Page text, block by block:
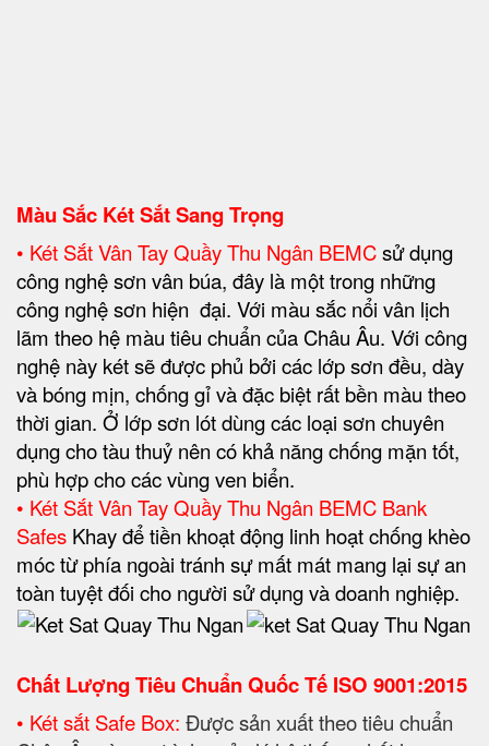
Màu Sắc Két Sắt Sang Trọng
• Két Sắt Vân Tay Quầy Thu Ngân BEMCsử dụng
công nghệ sơn vân búa, đây là một trong những
công nghệ sơn hiện đại. Với màu sắc nổi vân lịch
lãm theo hệ màu tiêu chuẩn của Châu Âu. Với công
nghệ này két sẽ được phủ bởi các lớp sơn đều, dày
và bóng mịn, chống gỉ và đặc biệt rất bền màu theo
thời gian. Ở lớp sơn lót dùng các loại sơn chuyên
dụng cho tàu thuỷ nên có khả năng chống mặn tốt,
phù hợp cho các vùng ven biển.
• Két Sắt Vân Tay Quầy Thu Ngân BEMC Bank
Safes Khay để tiền khoạt động linh hoạt chống khèo
móc từ phía ngoài tránh sự mất mát mang lại sự an
toàn tuyệt đối cho người sử dụng và doanh nghiệp.
Chất Lượng Tiêu Chuẩn Quốc Tế ISO 9001:2015
• Két sắt Safe Box: Được sản xuất theo tiêu chuẩn